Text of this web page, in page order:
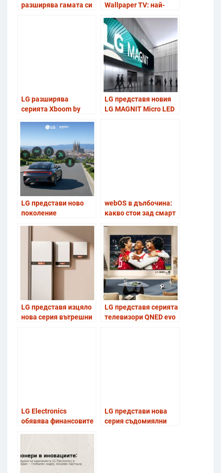
разширява гамата си
Wallpaper TV: най-
истински безжичен
OLED телевизор
LG разширява
серията Xboom by
персонализации
LG представя новия
LG MAGNIT Micro LED
LG представи ново
поколение
телематично
решение на MWC
webOS в дълбочина:
какво стои зад смарт
LG представя изцяло
нова серия вътрешни
LG представя серията
телевизори QNED evo
LG Electronics
обявява финансовите
LG представи нова
серия съдомиялни